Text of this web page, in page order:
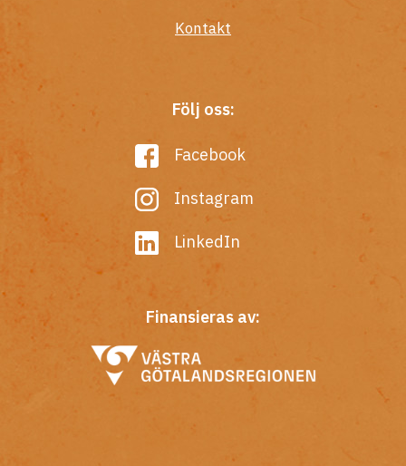
Kontakt
Följ oss:
Facebook
Instagram
LinkedIn
Finansieras av: